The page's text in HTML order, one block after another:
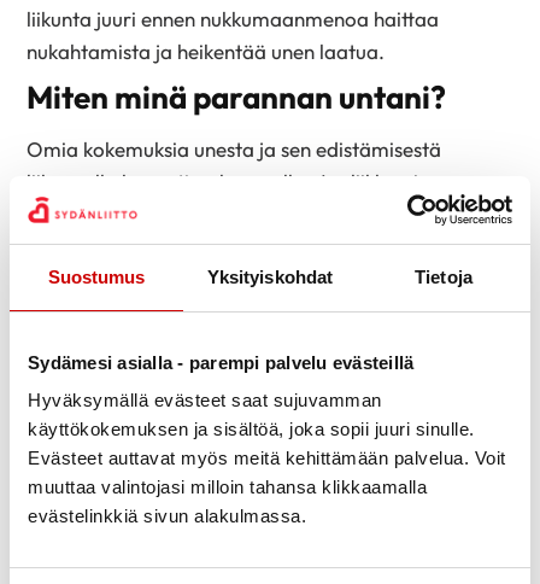
Suostumus Yksityiskohdat Tietoja
Sydämesi asialla - parempi palvelu evästeillä
Hyväksymällä evästeet saat sujuvamman
käyttökokemuksen ja sisältöä, joka sopii juuri sinulle.
Evästeet auttavat myös meitä kehittämään palvelua. Voit
muuttaa valintojasi milloin tahansa klikkaamalla
evästelinkkiä sivun alakulmassa.
liikunta juuri ennen nukkumaanmenoa haittaa
nukahtamista ja heikentää unen laatua.
Miten minä parannan untani?
Omia kokemuksia unesta ja sen edistämisestä
liikunnalla kannattaa kuunnella. Jos liikkuminen on
jäänyt vähälle, on hyvä miettiä, miten lisätä
päivänaikaista liikuntaa. Pienikin liikunta on hyväksi
ja kasvattaa unipainetta kohti iltaa.
Arkiliikunta kutentyömatkaliikuntaja liikunta
kuin varsinainen liikuntaharrastus esimerkiksi
ohjatussa liikuntaryhmässä. Liikunnan vaikutus uneen
on eri yksilöllistä. Toisella reippaampi liikunta
myöhään illalla ei vaikuta uneen, kun taas toinen on
hereillä vielä puolenyön aikaan. Helpot ja rauhalliset
tapa rauhoittua uneen.